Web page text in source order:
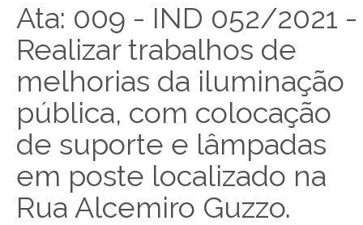
Ata: 009 - IND 052/2021 -
Realizar trabalhos de
melhorias da iluminação
pública, com colocação
de suporte e lâmpadas
em poste localizado na
Rua Alcemiro Guzzo.